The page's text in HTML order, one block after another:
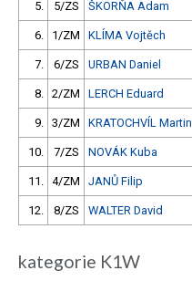
5. 5/ZS ŠKORŇA Adam
6. 1/ZM KLÍMA Vojtěch
7. 6/ZS URBAN Daniel
8. 2/ZM LERCH Eduard
9. 3/ZM KRATOCHVÍL Martin
10. 7/ZS NOVÁK Kuba
11. 4/ZM JANŮ Filip
12. 8/ZS WALTER David
kategorie K1W